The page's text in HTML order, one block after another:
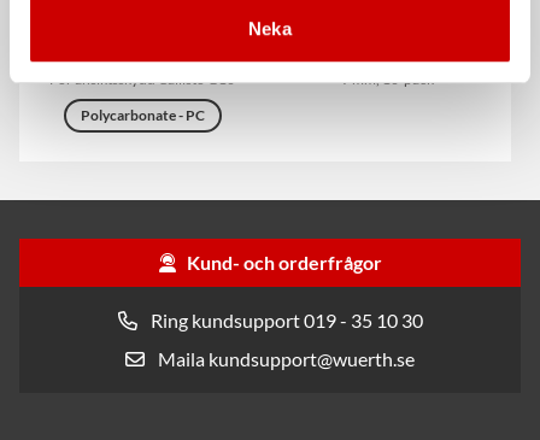
Neka
För ansiktsskydd Callisto G10
Polycarbonate - PC
Knivblad Extreme 9 mm
9 mm, 10-pack
Kund- och orderfrågor
Ring kundsupport 019 - 35 10 30
Maila kundsupport@wuerth.se